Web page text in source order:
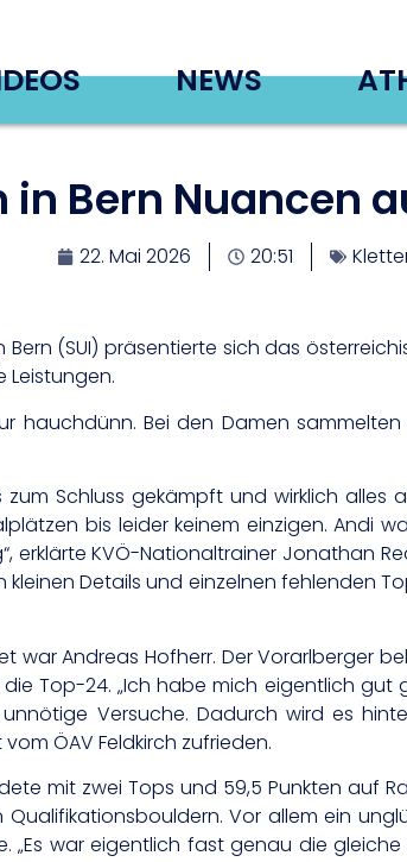
NEWS
in Bern Nuancen
22. Mai 2026 20:51
(SUI) präsentierte sich das
Leistungen.
hauchdünn. Bei den Damen
Schluss gekämpft und wirklich
bis leider keinem einzigen. Andi
erklärte KVÖ-Nationaltrainer Jonathan
Details und einzelnen fehlenden
war Andreas Hofherr. Der Vorarlberger
Top-24. „Ich habe mich eigentlich
Versuche. Dadurch wird es
ÖAV Feldkirch zufrieden.
mit zwei Tops und 59,5 Punkten auf
Vor allem ein
„Es war eigentlich fast genau die